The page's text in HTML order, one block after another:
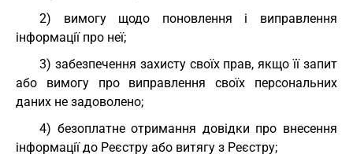
2) вимогу щодо поновлення і виправлення
інформації про неї;
3) забезпечення захисту своїх прав, якщо її запит
або вимогу про виправлення своїх персональних
даних не задоволено;
4) безоплатне отримання довідки про внесення
інформації до Реєстру або витягу з Реєстру;